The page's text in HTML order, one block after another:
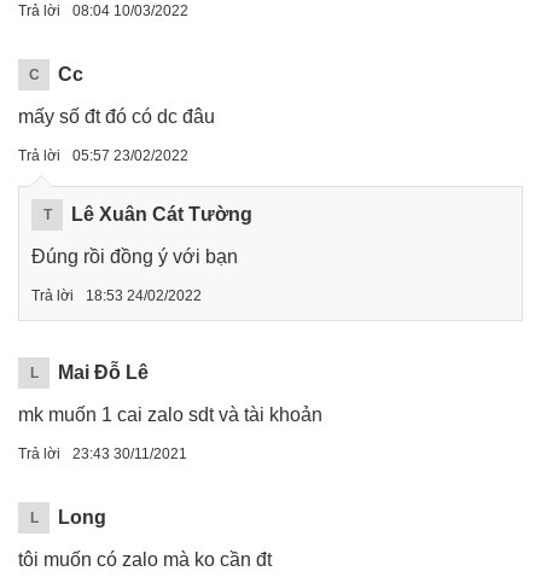
Trả lời 08:04 10/03/2022
C Cc
mấy số đt đó có dc đâu
Trả lời 05:57 23/02/2022
T Lê Xuân Cát Tường
Đúng rồi đồng ý với bạn
Trả lời 18:53 24/02/2022
L Mai Đỗ Lê
mk muốn 1 cai zalo sdt và tài khoản
Trả lời 23:43 30/11/2021
L Long
tôi muốn có zalo mà ko cần đt